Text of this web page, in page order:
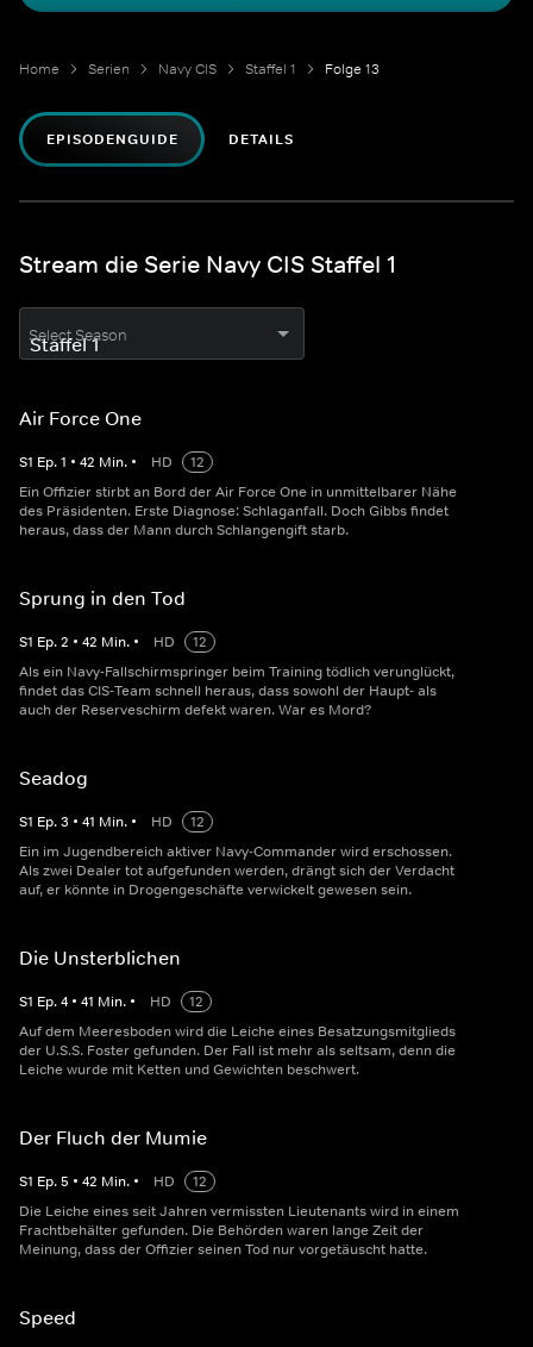
Home Serien Navy CIS Staffel 1 Folge 13
EPISODENGUIDE DETAILS
Stream die Serie Navy CIS Staffel 1
Select Season
Air Force One
S1 Ep.1 • 42 Min. • HD
12
Ein Offizier stirbt an Bord der Air Force One in unmittelbarer Nähe
des Präsidenten. Erste Diagnose: Schlaganfall. Doch Gibbs findet
heraus, dass der Mann durch Schlangengift starb.
Sprung in den Tod
S1 Ep.2 • 42 Min. • HD
12
Als ein Navy-Fallschirmspringer beim Training tödlich verunglückt,
findet das CIS-Team schnell heraus, dass sowohl der Haupt- als
auch der Reserveschirm defekt waren. War es Mord?
Seadog
S1 Ep.3 • 41 Min. • HD
12
Ein im Jugendbereich aktiver Navy-Commander wird erschossen.
Als zwei Dealer tot aufgefunden werden, drängt sich der Verdacht
auf, er könnte in Drogengeschäfte verwickelt gewesen sein.
Die Unsterblichen
S1 Ep.4 • 41 Min. • HD
12
Auf dem Meeresboden wird die Leiche eines Besatzungsmitglieds
der U.S.S. Foster gefunden. Der Fall ist mehr als seltsam, denn die
Leiche wurde mit Ketten und Gewichten beschwert.
Der Fluch der Mumie
S1 Ep.5 • 42 Min. • HD
12
Die Leiche eines seit Jahren vermissten Lieutenants wird in einem
Frachtbehälter gefunden. Die Behörden waren lange Zeit der
Meinung, dass der Offizier seinen Tod nur vorgetäuscht hatte.
Speed